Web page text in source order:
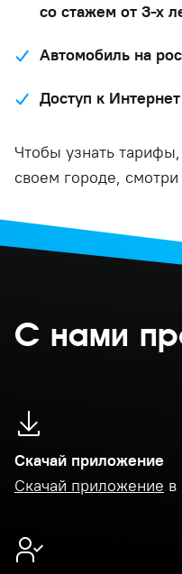
со стажем от 3-х
Автомобиль на
Доступ к Интернет
Чтобы узнать
своем городе, смотри
С нами
Скачай приложение
Скачай приложение в